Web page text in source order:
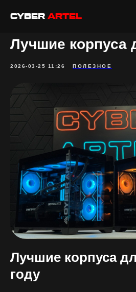
CYBER ARTEL
Лучшие корпуса
2026-03-25 11:26 ПОЛЕЗНОЕ
Лучшие корпуса
году